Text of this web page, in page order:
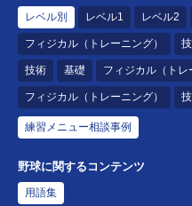
レベル別 レベル1 レベル2
フィジカル（トレーニング）
技術 基礎 フィジカル（トレ
フィジカル（トレーニング）
練習メニュー相談事例
野球に関するコンテンツ
用語集